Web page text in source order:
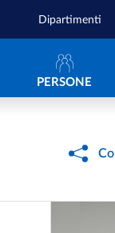
Dipartimenti
PERSONE